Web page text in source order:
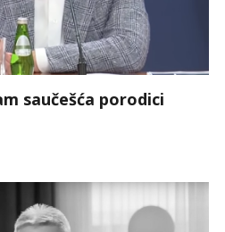
saučešća porodici